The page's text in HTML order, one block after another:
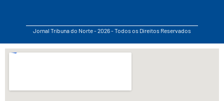
Jornal Tribuna do Norte - 2026 - Todos os Direitos Reservados